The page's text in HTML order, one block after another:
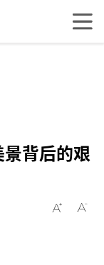
背后的艰